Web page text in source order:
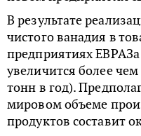
В результате
чистого ванадия в
предприятиях
увеличится более
тонн в год).
мировом объеме
продуктов составит